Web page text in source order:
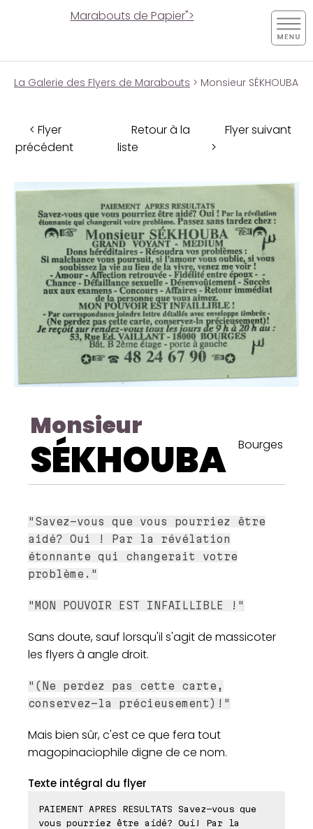
Marabouts de Papier">
La Galerie des Flyers de Marabouts > Monsieur SÉKHOUBA
< Flyer
précédent
Retour à la
liste
Flyer suivant
>
Monsieur
SÉKHOUBA Bourges
"Savez-vous que vous pourriez être
aidé? Oui ! Par la révélation
étonnante qui changerait votre
problème."
"MON POUVOIR EST INFAILLIBLE !"
Sans doute, sauf lorsqu'il s'agit de massicoter
les flyers à angle droit.
"(Ne perdez pas cette carte,
conservez-la précieusement)!"
Mais bien sûr, c'est ce que fera tout
magopinaciophile digne de ce nom.
Texte intégral du flyer
PAIEMENT APRES RESULTATS Savez-vous que
vous pourriez être aidé? Oui! Par la